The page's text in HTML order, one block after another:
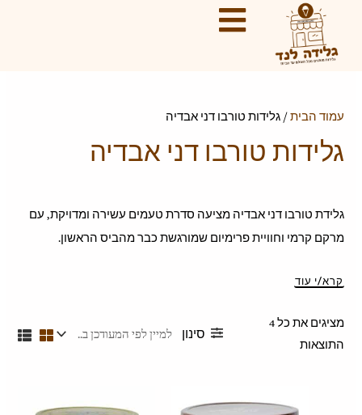
י
נ
ל
י
ס
ל
י
עמוד הבית/ גלידות טורבו דני אבדיה
גלידות טורבו דני אבדיה
גלידת טורבו דני אבדיה מציעה סדרת טעמים עשירה ומדויקת, עם
מרקם קרמי וחוויית פרימיום שמורגשת כבר מהביס הראשון.
קרא/י עוד
התוצאות
ממוין
לפי
הפריט
סינון